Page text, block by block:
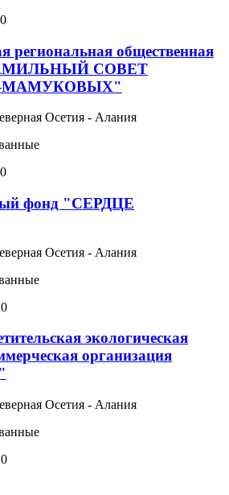
региональная общественная
СОВЕТ
Осетия - Алания
фонд "СЕРДЦЕ
Осетия - Алания
экологическая
организация
Осетия - Алания